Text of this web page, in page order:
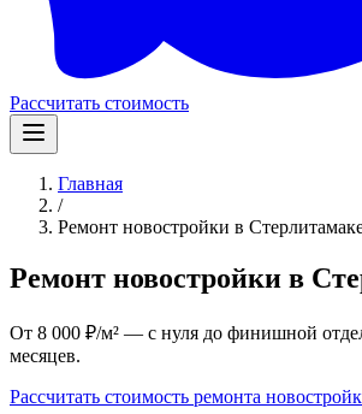
Рассчитать стоимость
Главная
/
Ремонт новостройки в
Ремонт новостройки в
От 8 000 ₽/м² — с нуля до финишной
месяцев.
Рассчитать стоимость ремонта